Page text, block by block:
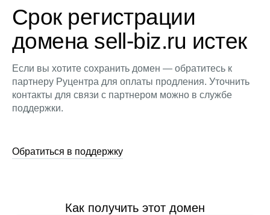
Срок регистрации
домена sell-biz.ru истек
Если вы хотите сохранить домен — обратитесь к
партнеру Руцентра для оплаты продления. Уточнить
контакты для связи с партнером можно в службе
поддержки.
Обратиться в поддержку
Как получить этот домен